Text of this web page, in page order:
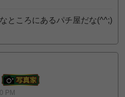
ところにあるパチ屋だな(^^;)
PM